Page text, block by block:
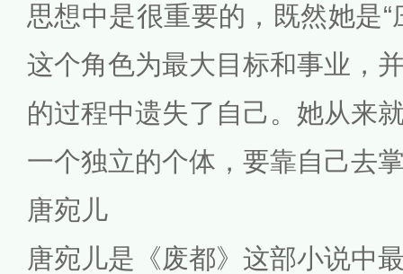
思想中是很重要的，既然她是“
这个角色为最大目标和事业，
的过程中遗失了自己。她从来
一个独立的个体，要靠自己去
唐宛儿
唐宛儿是《废都》这部小说中